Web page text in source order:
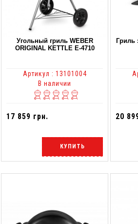
Угольный гриль WEBER
ORIGINAL KETTLE Е-4710
Артикул : 13101004
В наличии
17 859 грн.
КУПИТЬ
Гриль
20